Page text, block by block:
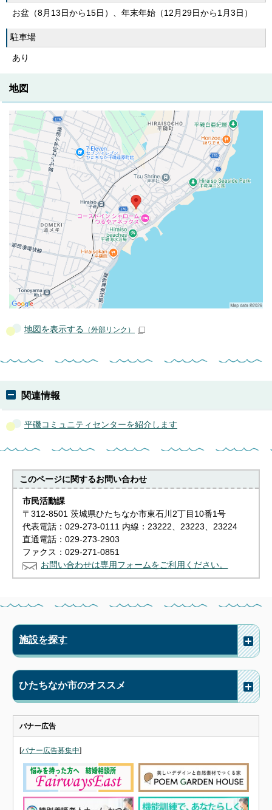
お盆（8月13日から15日）、年末年始（12月29日から1月3日）
駐車場
あり
地図
地図を表示する （外部リンク）
関連情報
平磯コミュニティセンターを紹介します
このページに関するお問い合わせ
市民活動課
〒312-8501 茨城県ひたちなか市東石川2丁目10番1号
代表電話：029-273-0111 内線：23222、23223、23224
直通電話：029-273-2903
ファクス：029-271-0851
お問い合わせは専用フォームをご利用ください。
施設を探す
ひたちなか市のオススメ
バナー広告
[バナー広告募集中]